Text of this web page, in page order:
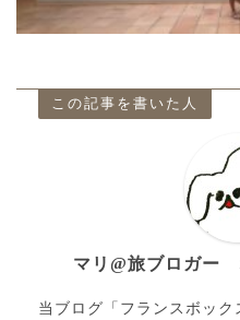
この記事を書いた人
マリ@旅ブロガー
当ブログ「フランスボッ